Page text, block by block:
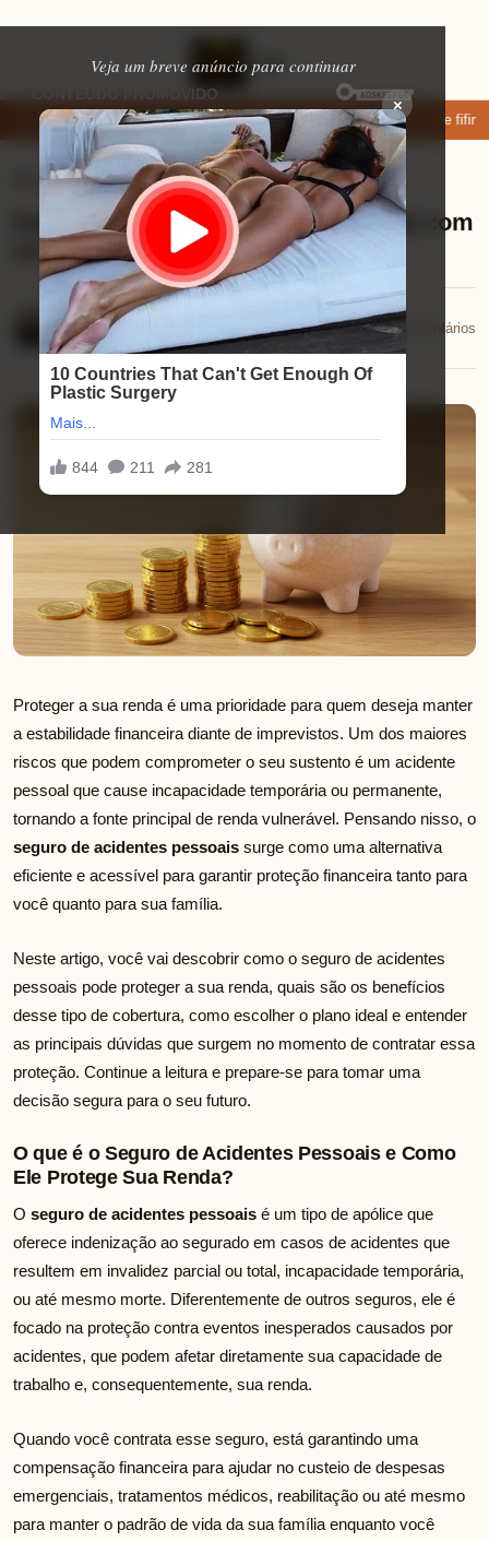
Veja um breve anúncio para continuar
×
apps de namoro que permitem enviar fotos e vídeos Microfone fifine
Ferramentas úteis ⏱ 11 min de leitura
Descubra Como Proteger Sua Renda com
um Seguro de Acidentes Pessoais
Eduardo Martins
29/09/2025
📅 29/09/2025💬 0 comentários
Proteger a sua renda é uma prioridade para quem deseja manter
a estabilidade financeira diante de imprevistos. Um dos maiores
riscos que podem comprometer o seu sustento é um acidente
pessoal que cause incapacidade temporária ou permanente,
tornando a fonte principal de renda vulnerável. Pensando nisso, o
seguro de acidentes pessoais surge como uma alternativa
eficiente e acessível para garantir proteção financeira tanto para
você quanto para sua família.
Neste artigo, você vai descobrir como o seguro de acidentes
pessoais pode proteger a sua renda, quais são os benefícios
desse tipo de cobertura, como escolher o plano ideal e entender
as principais dúvidas que surgem no momento de contratar essa
proteção. Continue a leitura e prepare-se para tomar uma
decisão segura para o seu futuro.
O que é o Seguro de Acidentes Pessoais e Como
Ele Protege Sua Renda?
O seguro de acidentes pessoais é um tipo de apólice que
oferece indenização ao segurado em casos de acidentes que
resultem em invalidez parcial ou total, incapacidade temporária,
ou até mesmo morte. Diferentemente de outros seguros, ele é
focado na proteção contra eventos inesperados causados por
acidentes, que podem afetar diretamente sua capacidade de
trabalho e, consequentemente, sua renda.
Quando você contrata esse seguro, está garantindo uma
compensação financeira para ajudar no custeio de despesas
emergenciais, tratamentos médicos, reabilitação ou até mesmo
para manter o padrão de vida da sua família enquanto você